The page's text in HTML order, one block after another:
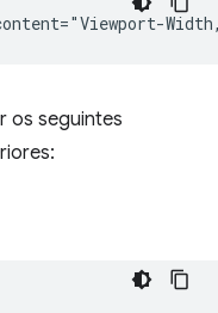
os seguintes